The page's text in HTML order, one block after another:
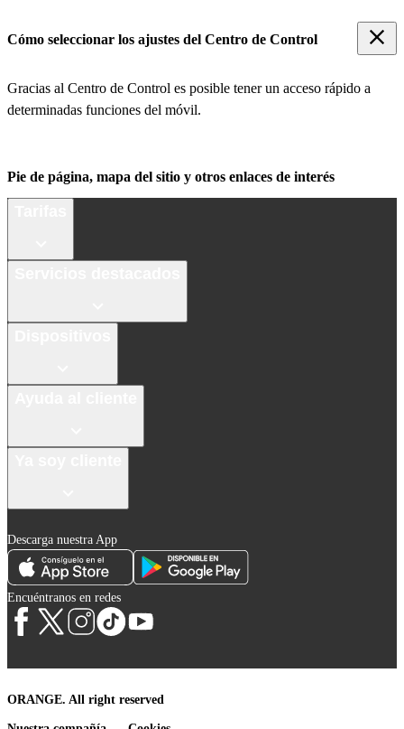
Cómo seleccionar los ajustes del Centro de Control
Gracias al Centro de Control es posible tener un acceso rápido a
determinadas funciones del móvil.
Pie de página, mapa del sitio y otros enlaces de interés
Descarga nuestra App
Encuéntranos en redes
ORANGE. All right reserved